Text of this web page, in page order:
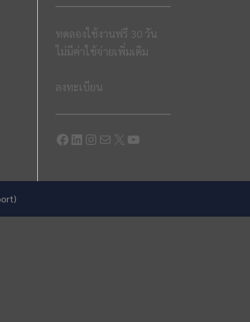
ทดลองใช้งานฟรี 30 วัน
ไม่มีค่าใช้จ่ายเพิ่มเติม
ลงทะเบียน
Facebook
LinkedIn
Instagram
Mail
X YouTube